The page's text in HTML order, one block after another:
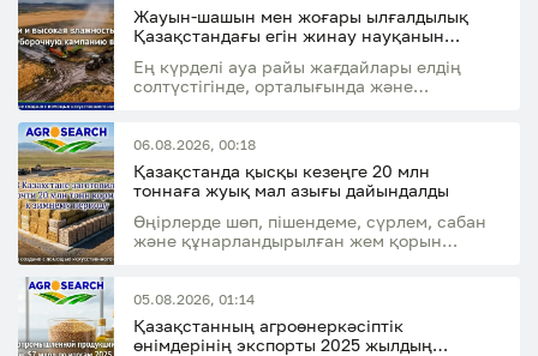
Жауын-шашын мен жоғары ылғалдылық
Қазақстандағы егін жинау науқанын
Ең күрделі ауа райы жағдайлары елдің
солтүстігінде, орталығында және
06.08.2026, 00:18
Қазақстанда қысқы кезеңге 20 млн
тоннаға жуық мал азығы дайындалды
Өңірлерде шөп, пішендеме, сүрлем, сабан
және құнарландырылған жем қорын
05.08.2026, 01:14
Қазақстанның агроөнеркәсіптік
өнімдерінің экспорты 2025 жылдың